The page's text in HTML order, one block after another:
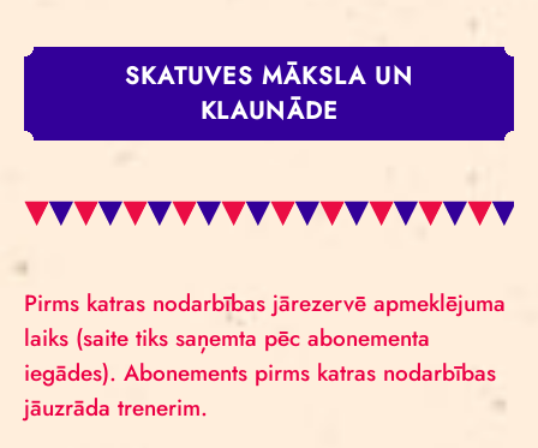
SKATUVES MĀKSLA UN
KLAUNĀDE
Pirms katras nodarbības jārezervē apmeklējuma
laiks (saite tiks saņemta pēc abonementa
iegādes). Abonements pirms katras nodarbības
jāuzrāda trenerim.